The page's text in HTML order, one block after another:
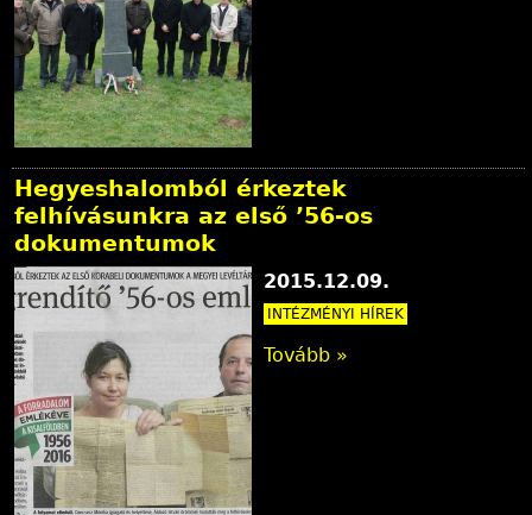
Hegyeshalomból érkeztek
felhívásunkra az első ’56-os
dokumentumok
2015.12.09.
INTÉZMÉNYI HÍREK
Tovább »